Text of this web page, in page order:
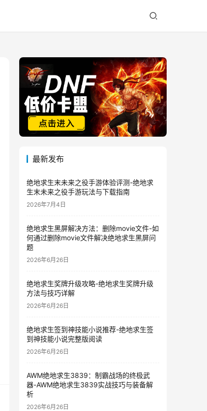
最新发布
绝地求生末未来之役手游体验评测-绝地求
生末未来之役手游玩法与下载指南
2026年7月4日
绝地求生黑屏解决方法：删除movie文件-如
何通过删除movie文件解决绝地求生黑屏问
题
2026年6月26日
绝地求生奖牌升级攻略-绝地求生奖牌升级
方法与技巧详解
2026年6月26日
绝地求生签到神技能小说推荐-绝地求生签
到神技能小说完整版阅读
2026年6月26日
AWM绝地求生3839：制霸战场的终极武
器-AWM绝地求生3839实战技巧与装备解
析
2026年6月26日